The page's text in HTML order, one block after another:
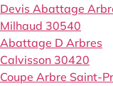
Devis Abattage
Milhaud 30540
Abattage D Arbres
Calvisson 30420
Coupe Arbre Saint-